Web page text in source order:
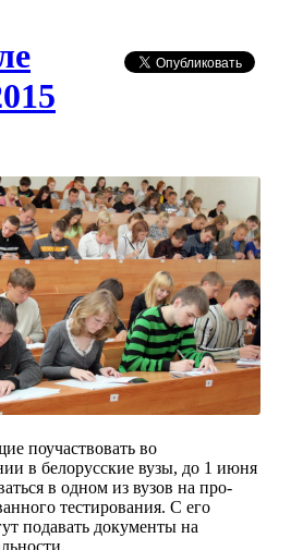
поучаствовать во
в бе­лорусские вузы, до 1 июня
в одном из вузов на про­
тестиро­вания. С его
подавать документы на